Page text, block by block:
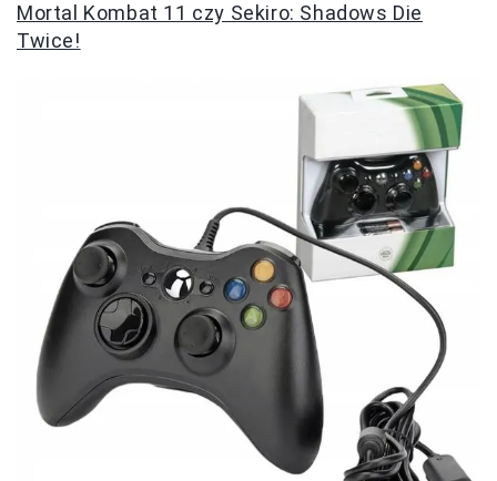
Mortal Kombat 11 czy Sekiro: Shadows Die
Twice!